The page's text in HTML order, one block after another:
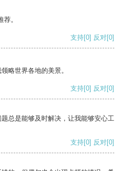
。
支持[0] 反对[0]
略世界各地的美景。
支持[0] 反对[0]
总是能够及时解决，让我能够安心工
支持[0] 反对[0]